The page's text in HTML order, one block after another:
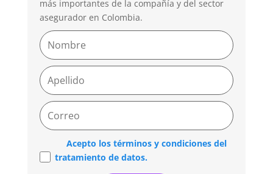
más importantes de la compañía y del sector
asegurador en Colombia.
Acepto los términos y condiciones del
tratamiento de datos.